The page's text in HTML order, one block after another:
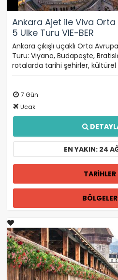
Ankara Ajet ile Viva
5 Ulke Turu VIE-BER
Ankara çıkışlı uçaklı Orta
Turu: Viyana, Budapeşte,
rotalarda tarihi şehirler, kültürel
7 Gün
Ucak
EN YAKIN: 24
TARİHLER
BÖLGELER